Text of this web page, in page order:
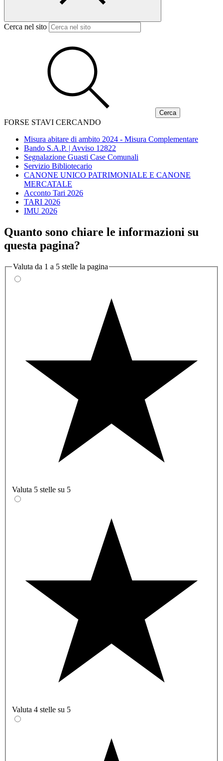
Cerca nel sito
FORSE STAVI CERCANDO
Misura abitare di ambito 2024 - Misura Complementare
Bando S.A.P. | Avviso 12822
Segnalazione Guasti Case Comunali
Servizio Bibliotecario
CANONE UNICO PATRIMONIALE E CANONE
MERCATALE
Acconto Tari 2026
TARI 2026
IMU 2026
Quanto sono chiare le informazioni su
questa pagina?
Valuta da 1 a 5 stelle la pagina
Valuta 5 stelle su 5
Valuta 4 stelle su 5